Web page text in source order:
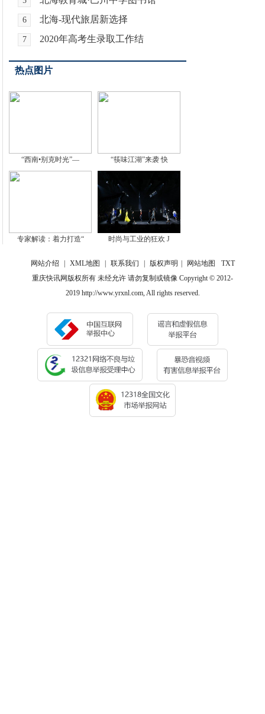
6 北海-现代旅居新选择
7 2020年高考生录取工作结
热点图片
“西南•别克时光”— “筷味江湖”来袭 快
专家解读：着力打造“ 时尚与工业的狂欢 J
网站介绍 XML地图 联系我们 版权声明 网站地图
TXT
重庆快讯网版权所有 未经允许 请勿复制或镜像 Copyright © 2012-
2019 http://www.yrxnl.com, All rights reserved.